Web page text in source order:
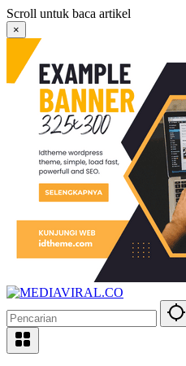
Langsung
ke
konten
Scroll untuk baca artikel
×